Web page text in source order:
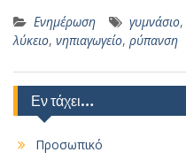
Ενημέρωση γυμνάσιο,
λύκειο, νηπιαγωγείο, ρύπανση
Εν τάχει…
Προσωπικό